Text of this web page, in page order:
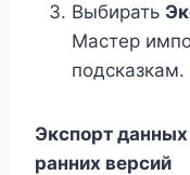
Выбирать
Мастер
подсказкам.
Экспорт
ранних версий